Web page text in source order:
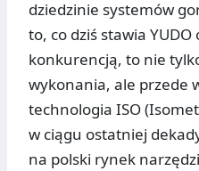
dziedzinie systemów
to, co dziś stawia YUDO
konkurencją, to nie
wykonania, ale przede
technologia ISO
w ciągu ostatniej
na polski rynek